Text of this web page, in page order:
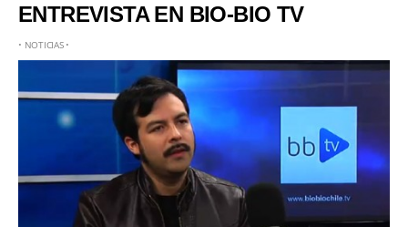
ENTREVISTA EN BIO-BIO TV
• NOTICIAS•